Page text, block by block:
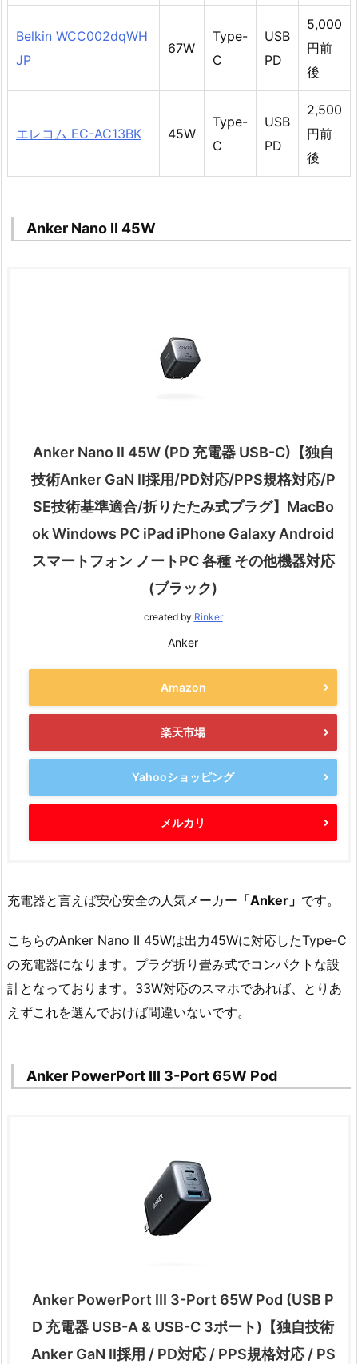
Belkin WCC002dqWH
JP
67W
Type-
C
USB
PD
5,000
円前
後
エレコム EC-AC13BK 45W
Type-
C
USB
PD
2,500
円前
後
Anker Nano II 45W
Anker Nano II 45W (PD 充電器 USB-C)【独自
技術Anker GaN II採用/PD対応/PPS規格対応/P
SE技術基準適合/折りたたみ式プラグ】MacBo
ok Windows PC iPad iPhone Galaxy Android
スマートフォン ノートPC 各種 その他機器対応
(ブラック)
created by Rinker
Anker
Amazon
楽天市場
Yahooショッピング
メルカリ
充電器と言えば安心安全の人気メーカー 「Anker」 です。
こちらのAnker Nano II 45Wは出力45Wに対応したType-C
の充電器になります。プラグ折り畳み式でコンパクトな設
計となっております。33W対応のスマホであれば、とりあ
えずこれを選んでおけば間違いないです。
Anker PowerPort III 3-Port 65W Pod
Anker PowerPort III 3-Port 65W Pod (USB P
D 充電器 USB-A & USB-C 3ポート)【独自技術
Anker GaN II採用 / PD対応 / PPS規格対応 / PS